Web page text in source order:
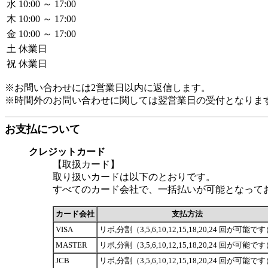
水 10:00 ～ 17:00
木 10:00 ～ 17:00
金 10:00 ～ 17:00
土 休業日
祝 休業日
※お問い合わせには2営業日以内に返信します。
※時間外のお問い合わせに関しては翌営業日の受付となりま
お支払について
クレジットカード
【取扱カード】
取り扱いカードは以下のとおりです。
すべてのカード会社で、一括払いが可能となって
カード会社
支払方法
VISA
リボ,分割（3,5,6,10,12,15,18,20,24 回が可能です
MASTER
リボ,分割（3,5,6,10,12,15,18,20,24 回が可能です
JCB
リボ,分割（3,5,6,10,12,15,18,20,24 回が可能です